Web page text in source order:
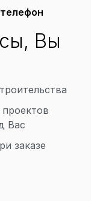
Вы
Вас
заказе